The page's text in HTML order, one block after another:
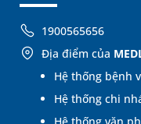
1900565656
Địa điểm của
Hệ thống bệnh
Hệ thống chi